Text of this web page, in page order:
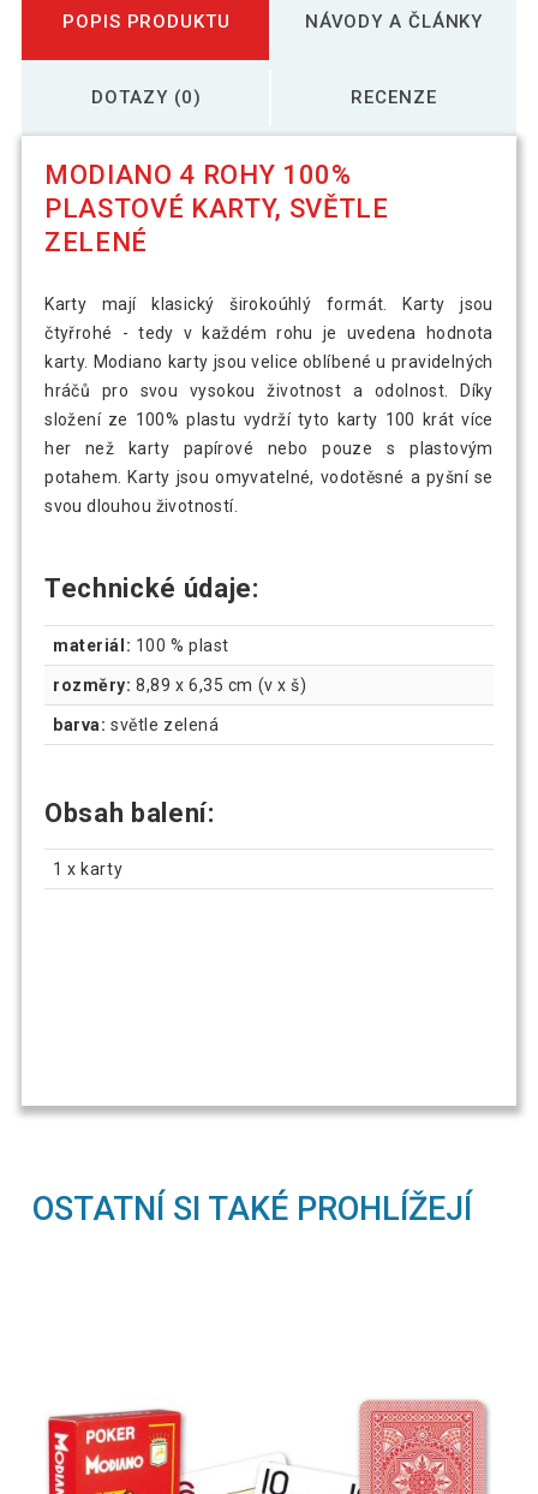
POPIS PRODUKTU NÁVODY A ČLÁNKY
DOTAZY (0) RECENZE
MODIANO 4 ROHY 100%
PLASTOVÉ KARTY, SVĚTLE
ZELENÉ
Karty mají klasický širokoúhlý formát. Karty jsou
čtyřrohé - tedy v každém rohu je uvedena hodnota
karty. Modiano karty jsou velice oblíbené u pravidelných
hráčů pro svou vysokou životnost a odolnost. Díky
složení ze 100% plastu vydrží tyto karty 100 krát více
her než karty papírové nebo pouze s plastovým
potahem. Karty jsou omyvatelné, vodotěsné a pyšní se
svou dlouhou životností.
Technické údaje:
materiál: 100 % plast
rozměry: 8,89 x 6,35 cm (v x š)
barva: světle zelená
Obsah balení:
1 x karty
OSTATNÍ SI TAKÉ PROHLÍŽEJÍ